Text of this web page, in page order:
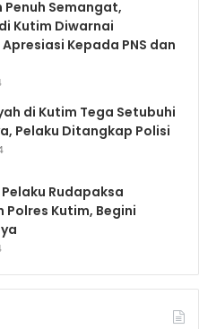
Penuh Semangat,
Kutim Diwarnai
Kepada PNS dan
di Kutim Tega Setubuhi
Pelaku Ditangkap Polisi
Rudapaksa
Polres Kutim, Begini